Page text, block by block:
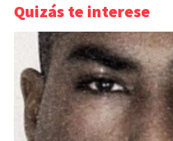
Quizás te interese